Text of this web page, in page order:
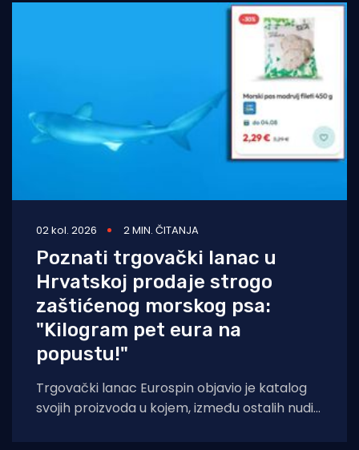
02 kol. 2026 2 MIN. ČITANJA
Poznati trgovački lanac u
Hrvatskoj prodaje strogo
zaštićenog morskog psa:
"Kilogram pet eura na
popustu!"
Trgovački lanac Eurospin objavio je katalog
svojih proizvoda u kojem, između ostalih nudi